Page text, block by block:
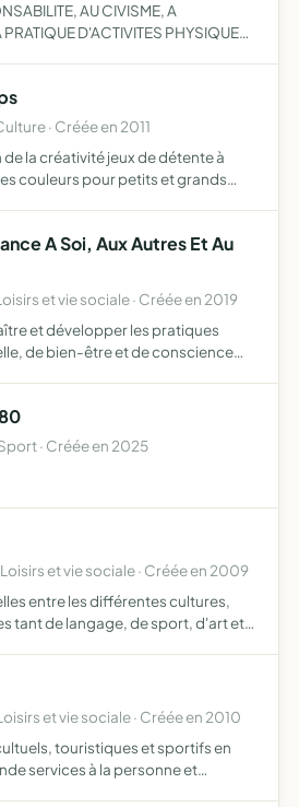
AU CIVISME, A
D'ACTIVITES PHYSIQUES,
· Créée en 2011
de la créativité jeux de détente à
couleurs pour petits et grands
A Soi, Aux Autres Et Au
et vie sociale · Créée en 2019
et développer les pratiques
de bien-être et de conscience
· Créée en 2025
et vie sociale · Créée en 2009
entre les différentes cultures,
tant de langage, de sport, d'art et
et vie sociale · Créée en 2010
touristiques et sportifs en
services à la personne et